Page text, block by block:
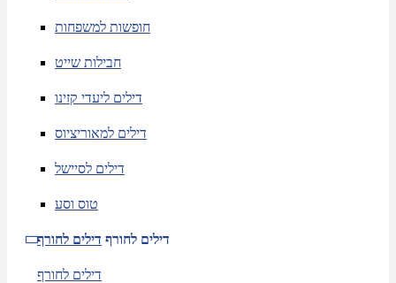
חופשות למשפחות
חבילות שייט
דילים ליעדי קזינו
דילים למאוריציוס
דילים לסיישל
טוס וסע
דילים לחורף דילים לחורף
דילים לחורף